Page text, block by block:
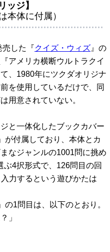
ッジ】
本体に付属）
した『クイズ・ウィズ 』の
アメリカ横断ウルトラクイ
、1980年にツクダオリジナ
を使用しているだけで、同
用意されていない。
と一体化したブックカバー
が付属しており、本体とカ
なジャンルの1001問に挑め
4択形式で、126問目の回
力するという遊びかたは
1問目は、以下のとおり。
」